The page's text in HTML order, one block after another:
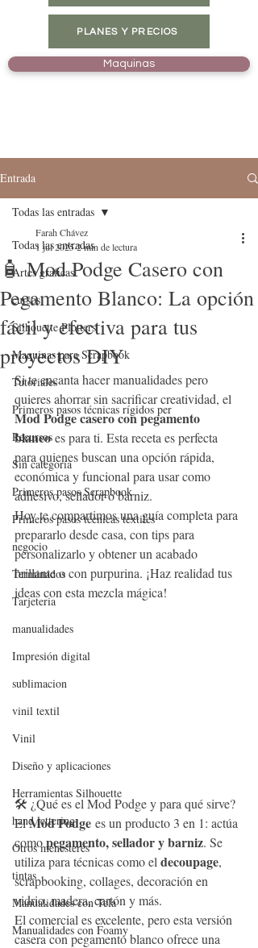
PLANES Y PRECIOS
Maquinas
Entrada
Todas las entradas
Artes graficas
cursos
Silhouette Plotters
Maquinas para Scrapbook
Tutoriales
Primeros pasos técnicas rígidos per
Recursos
Sin categoría
Primeros pasos Scrapbook
Primeros pasos técnicas textiles
negocio
Terminados
Tarjeteria
manualidades
Impresión digital
sublimacion
vinil textil
Vinil
Diseño y aplicaciones
Herramientas Silhouette
hand lettering
Otros menesteres
tintas
Manualidades con Tela
Manualidades con Foamy
Todas las entradas
🧴 Mod Podge Casero con
Pegamento Blanco: La opción
fácil y efectiva para tus
proyectos DIY
Farah Chávez
1 jul 20252 min de lectura
Si te encanta hacer manualidades pero
quieres ahorrar sin sacrificar creatividad, el
Mod Podge casero con pegamento
blanco es para ti. Esta receta es perfecta
para quienes buscan una opción rápida,
económica y funcional para usar como
adhesivo, sellador o barniz.
Hoy te compartimos una guía completa para
prepararlo desde casa, con tips para
personalizarlo y obtener un acabado
brillante o con purpurina. ¡Haz realidad tus
ideas con esta mezcla mágica!
🛠️ ¿Qué es el Mod Podge y para qué sirve?
El Mod Podge es un producto 3 en 1: actúa
como pegamento, sellador y barniz. Se
utiliza para técnicas como el decoupage,
scrapbooking, collages, decoración en
vidrio, madera, cartón y más.
El comercial es excelente, pero esta versión
casera con pegamento blanco ofrece una